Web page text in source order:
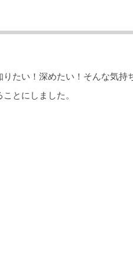
たい！深めたい！そんな気持
とにしました。